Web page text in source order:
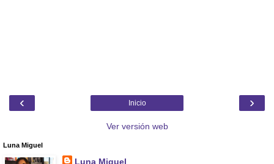
‹ ›
Inicio
Ver versión web
Luna Miguel
Luna Miguel